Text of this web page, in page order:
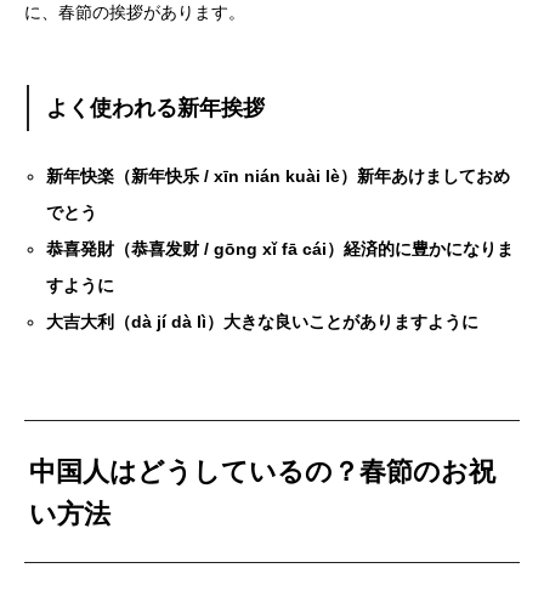
に、春節の挨拶があります。
よく使われる新年挨拶
新年快楽（新年快乐 / xīn nián kuài lè）新年あけましておめ
でとう
恭喜発財（恭喜发财 / gōng xǐ fā cái）経済的に豊かになりま
すように
大吉大利（dà jí dà lì）大きな良いことがありますように
中国人はどうしているの？春節のお祝
い方法